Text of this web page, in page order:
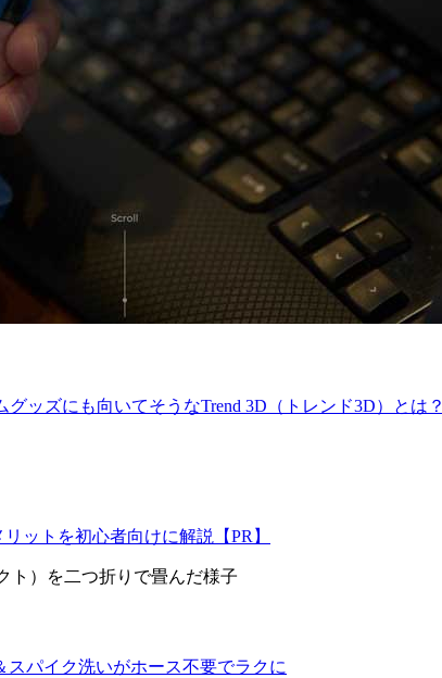
ッズにも向いてそうなTrend 3D（トレンド3D）とは？
ットを初心者向けに解説【PR】
スパイク洗いがホース不要でラクに